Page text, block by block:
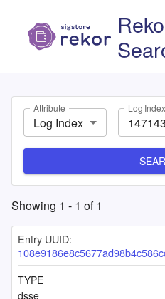
Attribute
Log Index
Log Index
Showing 1 - 1 of1
Entry UUID:
TYPE
dsse